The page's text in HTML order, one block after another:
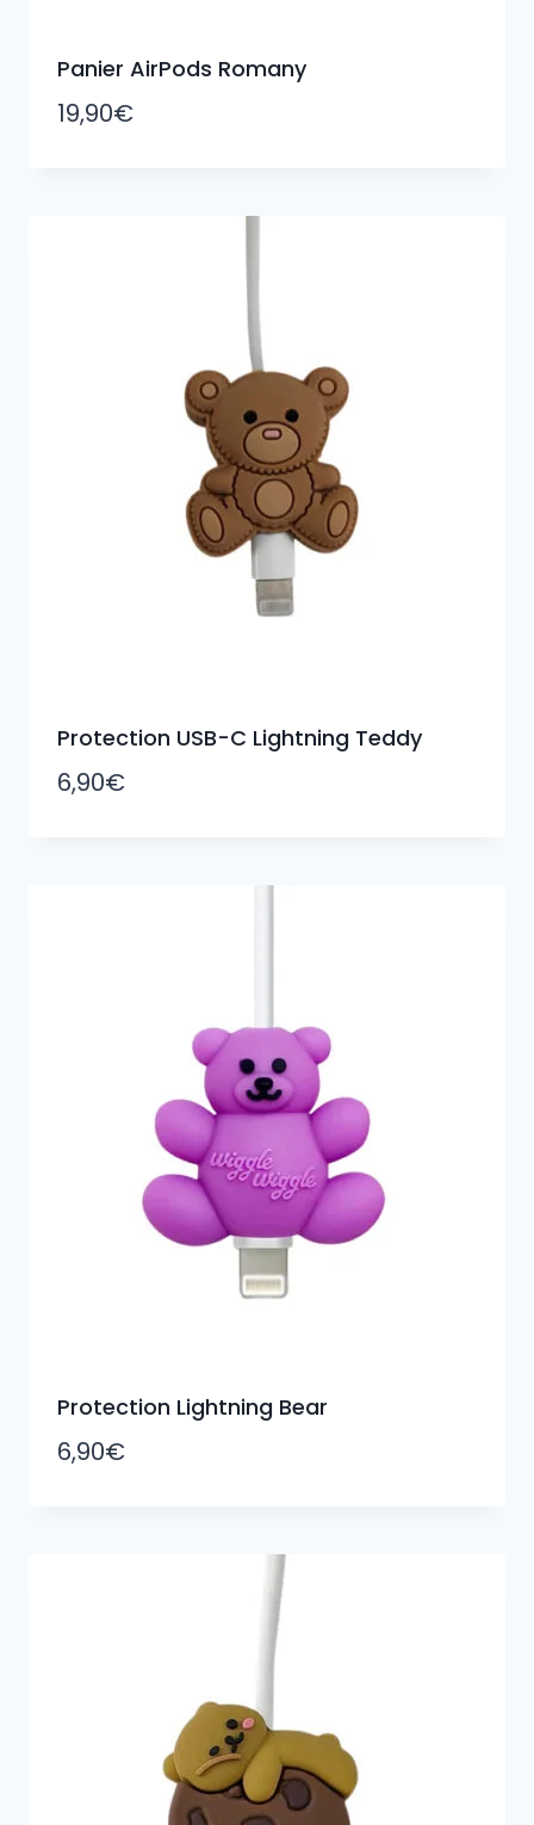
Panier AirPods Romany
19,90€
Protection USB-C Lightning Teddy
6,90€
Protection Lightning Bear
6,90€